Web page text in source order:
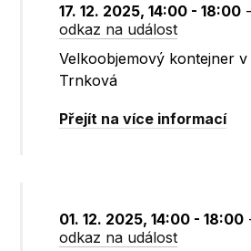
17. 12. 2025, 14:00 - 18:00 -
odkaz na událost
Velkoobjemový kontejner
Trnková
Přejít na více informací
01. 12. 2025, 14:00 - 18:00
odkaz na událost